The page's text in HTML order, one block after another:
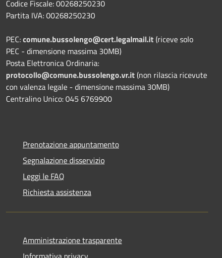
Codice Fiscale: 00268250230
Partita IVA: 00268250230
PEC:comune.bussolengo@cert.legalmail.it(riceve solo
PEC - dimensione massima 30MB)
Posta Elettronica Ordinaria:
protocollo@comune.bussolengo.vr.it(non rilascia ricevute
con valenza legale - dimensione massima 30MB)
Centralino Unico: 045 6769900
Prenotazione appuntamento
Segnalazione disservizio
Leggi le FAQ
Richiesta assistenza
Amministrazione trasparente